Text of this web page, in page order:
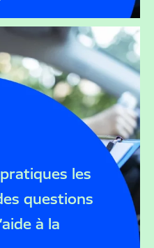
les
questions
à la